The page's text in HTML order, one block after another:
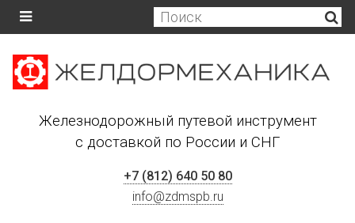
Железнодорожный путевой инструмент
с доставкой по России и СНГ
+7 (812) 640 50 80
info@zdmspb.ru